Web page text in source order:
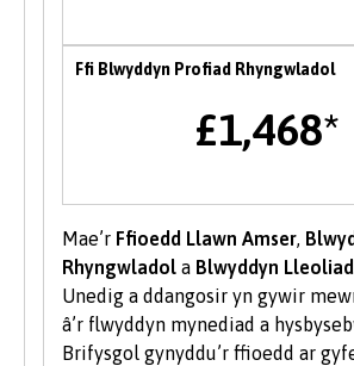
Mae tîm Byddwch Fentrus yn
amrywiaeth o wasanaethau i
ddatblygu eu sgiliau menter neu
Gwirfoddoli i Fyfyrwyr
Mae gwirfoddoli yn brofiad
gwella eich sgiliau a'ch
Ffi Blwyddyn Profiad Rhyngwladol
£1,468*
Mae’r Ffioedd Llawn Amser,
Rhyngwladol a Blwyddyn Lleoliad
Unedig a ddangosir yn gywir
â’r flwyddyn mynediad a
Brifysgol gynyddu’r ffioedd ar